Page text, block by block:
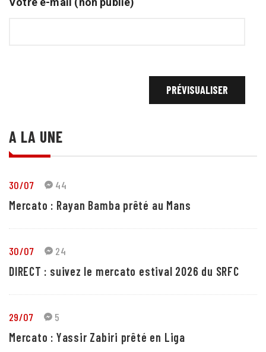
A LA UNE
30/07 44
Mercato : Rayan Bamba prêté au Mans
30/07 24
DIRECT : suivez le mercato estival 2026 du SRFC
29/07 5
Mercato : Yassir Zabiri prêté en Liga